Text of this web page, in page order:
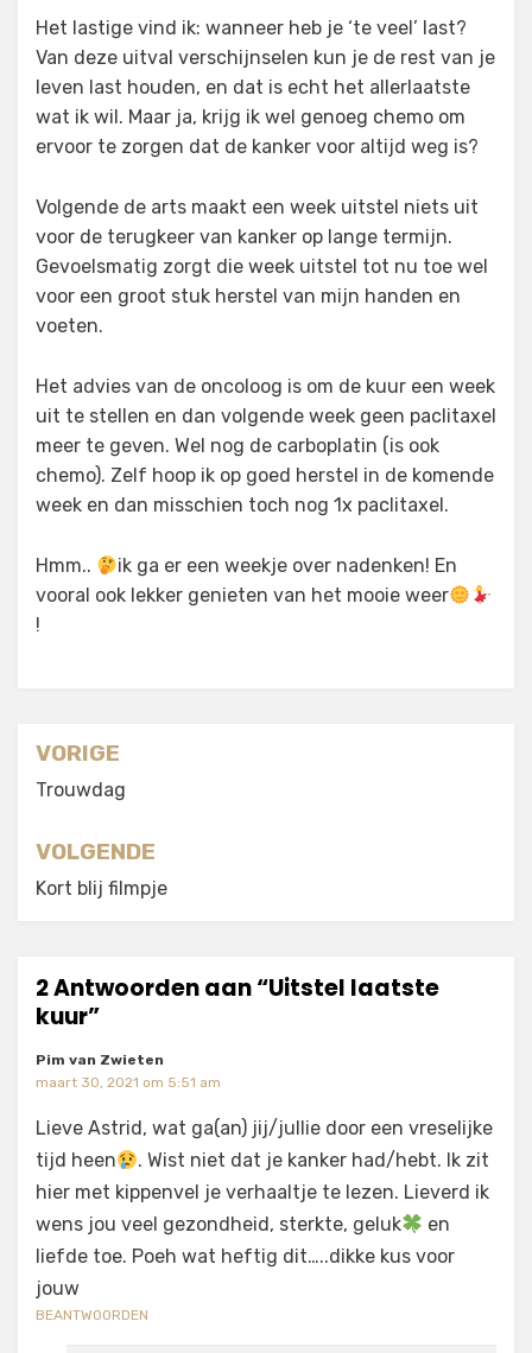
Het lastige vind ik: wanneer heb je ‘te veel’ last?
Van deze uitval verschijnselen kun je de rest van je
leven last houden, en dat is echt het allerlaatste
wat ik wil. Maar ja, krijg ik wel genoeg chemo om
ervoor te zorgen dat de kanker voor altijd weg is?
Volgende de arts maakt een week uitstel niets uit
voor de terugkeer van kanker op lange termijn.
Gevoelsmatig zorgt die week uitstel tot nu toe wel
voor een groot stuk herstel van mijn handen en
voeten.
Het advies van de oncoloog is om de kuur een week
uit te stellen en dan volgende week geen paclitaxel
meer te geven. Wel nog de carboplatin (is ook
chemo). Zelf hoop ik op goed herstel in de komende
week en dan misschien toch nog 1x paclitaxel.
Hmm..
ik ga er een weekje over nadenken! En
vooral ook lekker genieten van het mooie weer
!
Berichtnavigatie
VORIGE
Trouwdag
VOLGENDE
Kort blij filmpje
2 Antwoorden aan “Uitstel laatste
kuur”
Pim van Zwieten
maart 30, 2021 om 5:51 am
Lieve Astrid, wat ga(an) jij/jullie door een vreselijke
tijd heen
. Wist niet dat je kanker had/hebt. Ik zit
hier met kippenvel je verhaaltje te lezen. Lieverd ik
wens jou veel gezondheid, sterkte, geluk
en
liefde toe. Poeh wat heftig dit…..dikke kus voor
jouw
BEANTWOORDEN